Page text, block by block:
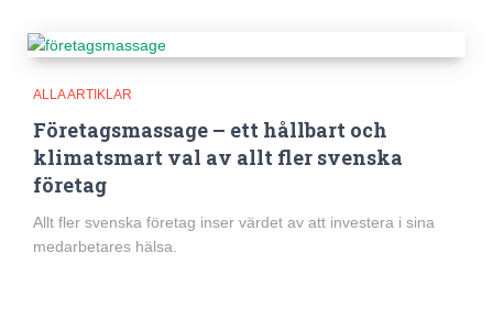
ALLA ARTIKLAR
Företagsmassage – ett hållbart och
klimatsmart val av allt fler svenska
företag
Allt fler svenska företag inser värdet av att investera i sina
medarbetares hälsa.